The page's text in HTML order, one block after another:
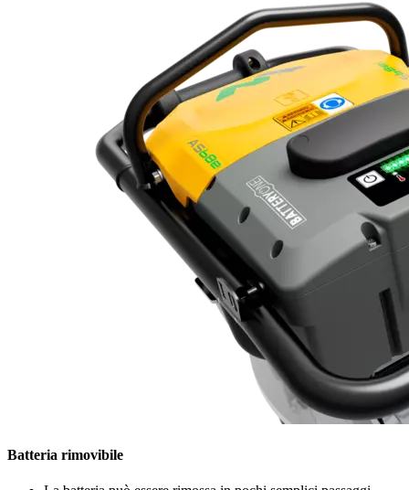
Batteria rimovibile